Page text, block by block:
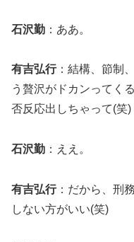
石沢勤 ：ああ。
有吉弘行：結構、節制
う贅沢がドカンってく
否反応出しちゃって(笑)
石沢勤 ：ええ。
有吉弘行：だから、刑
しない方がいい(笑)